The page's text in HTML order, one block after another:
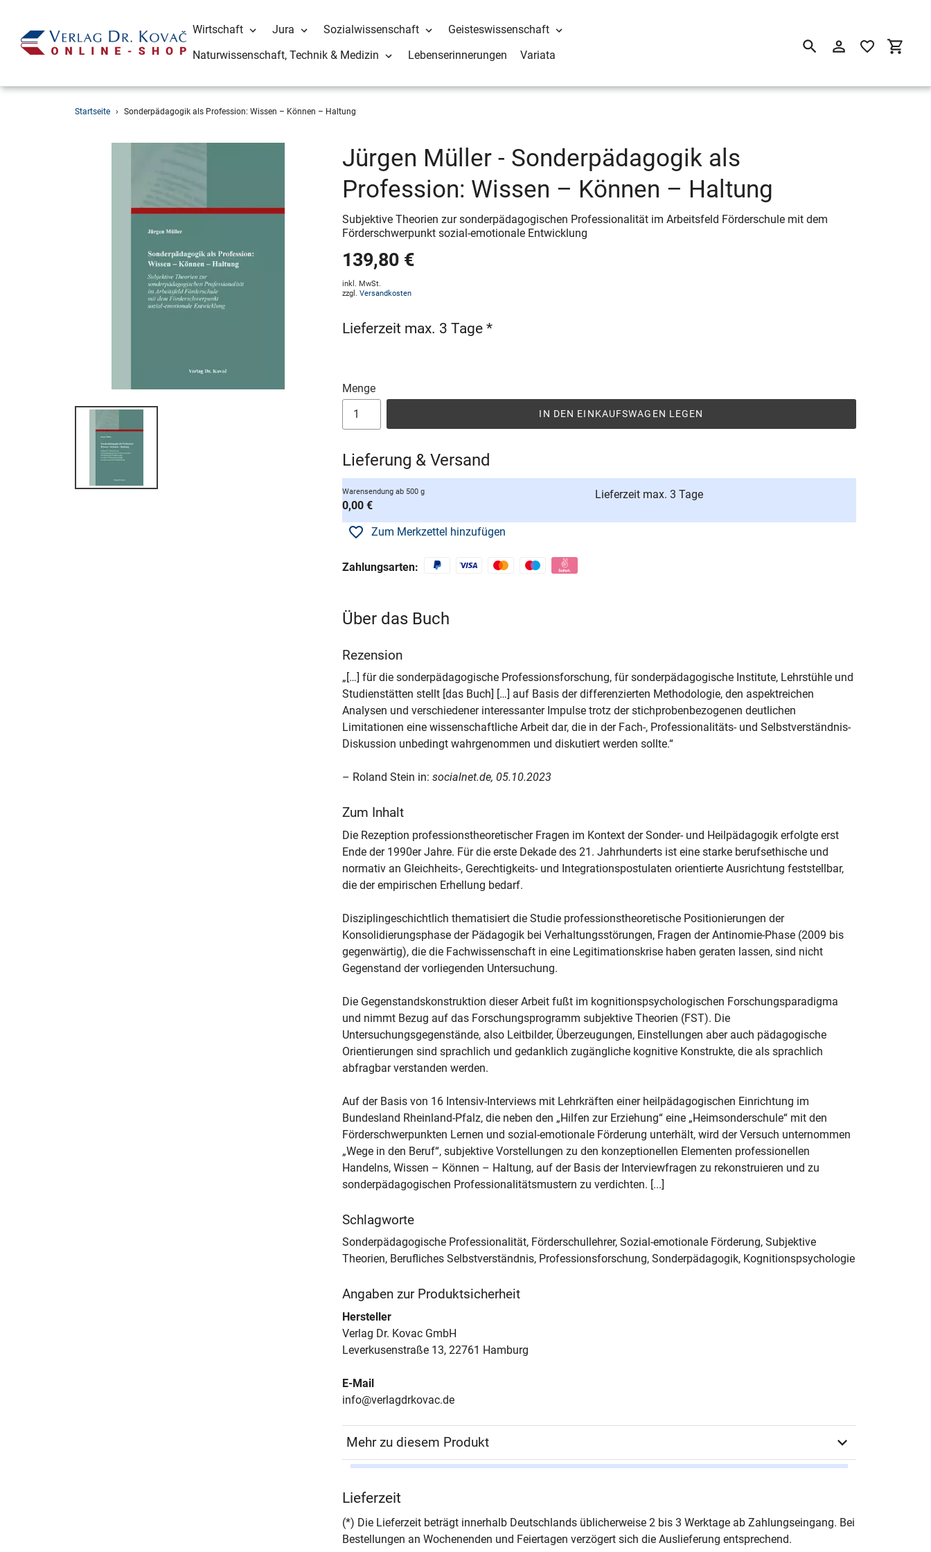
Wirtschaft Jura Sozialwissenschaft
Geisteswissenschaft
Naturwissenschaft, Technik & Medizin
Lebenserinnerungen Variata SuchenEinloggen
Startseite › Sonderpädagogik als Profession: Wissen – Können – Haltung
Jürgen Müller - Sonderpädagogik als
Profession: Wissen – Können – Haltung
Subjektive Theorien zur sonderpädagogischen Professionalität im Arbeitsfeld Förderschule mit dem
Förderschwerpunkt sozial-emotionale Entwicklung
139,80 €
inkl. MwSt.
zzgl. Versandkosten
Lieferzeit max. 3 Tage *
Menge
IN DEN EINKAUFSWAGEN LEGEN
Lieferung & Versand
Warensendung ab 500 g
0,00 €
Lieferzeit max. 3 Tage
Zum Merkzettel hinzufügen
Zahlungsarten:
Über das Buch
Rezension
„[…] für die sonderpädagogische Professionsforschung, für sonderpädagogische Institute, Lehrstühle und
Studienstätten stellt [das Buch] […] auf Basis der differenzierten Methodologie, den aspektreichen
Analysen und verschiedener interessanter Impulse trotz der stichprobenbezogenen deutlichen
Limitationen eine wissenschaftliche Arbeit dar, die in der Fach-, Professionalitäts- und Selbstverständnis-
Diskussion unbedingt wahrgenommen und diskutiert werden sollte.“
– Roland Stein in: socialnet.de, 05.10.2023
Zum Inhalt
Die Rezeption professionstheoretischer Fragen im Kontext der Sonder- und Heilpädagogik erfolgte erst
Ende der 1990er Jahre. Für die erste Dekade des 21. Jahrhunderts ist eine starke berufsethische und
normativ an Gleichheits-, Gerechtigkeits- und Integrationspostulaten orientierte Ausrichtung feststellbar,
die der empirischen Erhellung bedarf.
Disziplingeschichtlich thematisiert die Studie professionstheoretische Positionierungen der
Konsolidierungsphase der Pädagogik bei Verhaltungsstörungen, Fragen der Antinomie-Phase (2009 bis
gegenwärtig), die die Fachwissenschaft in eine Legitimationskrise haben geraten lassen, sind nicht
Gegenstand der vorliegenden Untersuchung.
Die Gegenstandskonstruktion dieser Arbeit fußt im kognitionspsychologischen Forschungsparadigma
und nimmt Bezug auf das Forschungsprogramm subjektive Theorien (FST). Die
Untersuchungsgegenstände, also Leitbilder, Überzeugungen, Einstellungen aber auch pädagogische
Orientierungen sind sprachlich und gedanklich zugängliche kognitive Konstrukte, die als sprachlich
abfragbar verstanden werden.
Auf der Basis von 16 Intensiv-Interviews mit Lehrkräften einer heilpädagogischen Einrichtung im
Bundesland Rheinland-Pfalz, die neben den „Hilfen zur Erziehung“ eine „Heimsonderschule“ mit den
Förderschwerpunkten Lernen und sozial-emotionale Förderung unterhält, wird der Versuch unternommen
„Wege in den Beruf“, subjektive Vorstellungen zu den konzeptionellen Elementen professionellen
Handelns, Wissen – Können – Haltung, auf der Basis der Interviewfragen zu rekonstruieren und zu
sonderpädagogischen Professionalitätsmustern zu verdichten. [...]
Schlagworte
Sonderpädagogische Professionalität, Förderschullehrer, Sozial-emotionale Förderung, Subjektive
Theorien, Berufliches Selbstverständnis, Professionsforschung, Sonderpädagogik, Kognitionspsychologie
Angaben zur Produktsicherheit
Hersteller
Verlag Dr. Kovac GmbH
Leverkusenstraße 13, 22761 Hamburg
E-Mail
info@verlagdrkovac.de
Mehr zu diesem Produkt
Seiten
Hamburg 2022
Lieferzeit
(*) Die Lieferzeit beträgt innerhalb Deutschlands üblicherweise 2 bis 3 Werktage ab Zahlungseingang. Bei
Bestellungen an Wochenenden und Feiertagen verzögert sich die Auslieferung entsprechend.